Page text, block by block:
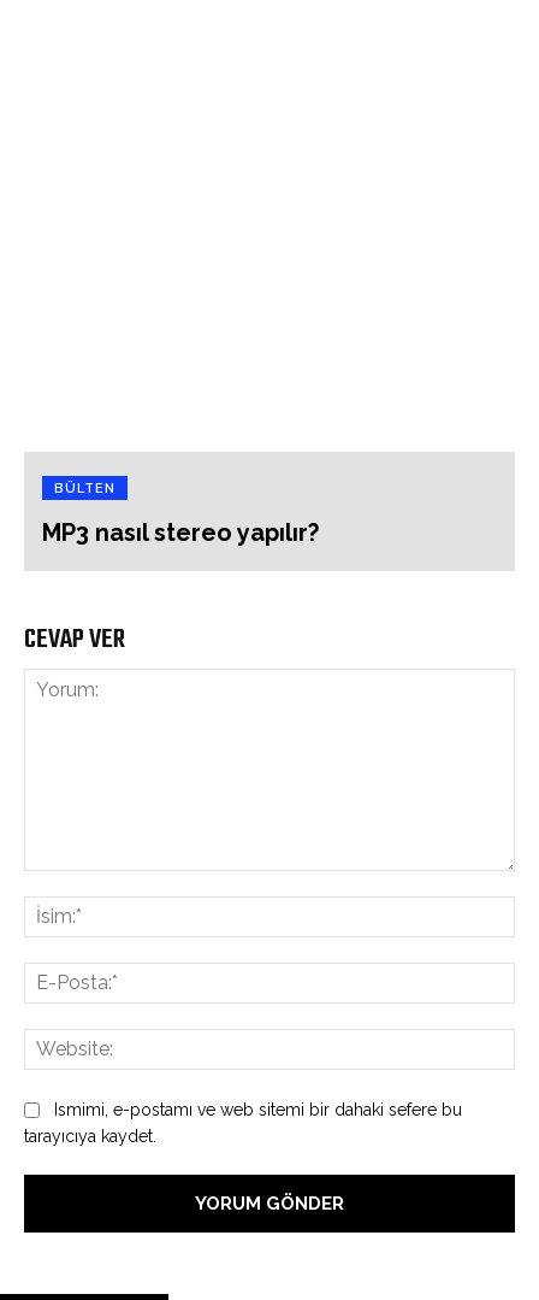
BÜLTEN
MP3 nasıl stereo yapılır?
CEVAP VER
Ismimi, e-postamı ve web sitemi bir dahaki sefere bu
tarayıcıya kaydet.